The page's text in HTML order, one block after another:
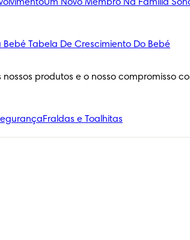
Um Novo Membro Na Família
Bebé Tabela De Crescimiento Do Bebé
produtos e o nosso compromisso
Fraldas e Toalhitas